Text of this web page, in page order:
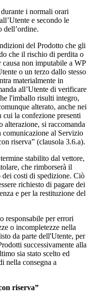
i normali orari
e secondo le
dell’ordine.
del Prodotto che gli
che il rischio di perdita o
non imputabile a WP
o un terzo dallo stesso
materialmente in
all’Utente di verificare
l'imballo risulti integro,
alterato, anche nei
la confezione presenti
alterazione, si raccomanda
comunicazione al Servizio
riserva” (clausola 3.6.a).
stabilito dal vettore,
che rimborserà il
costi di spedizione. Ciò
richiesto di pagare dei
e per la restituzione del
responsabile per errori
o incompletezze nella
da parte dell'Utente, per
successivamente alla
sia stato scelto ed
nella consegna a
riserva”